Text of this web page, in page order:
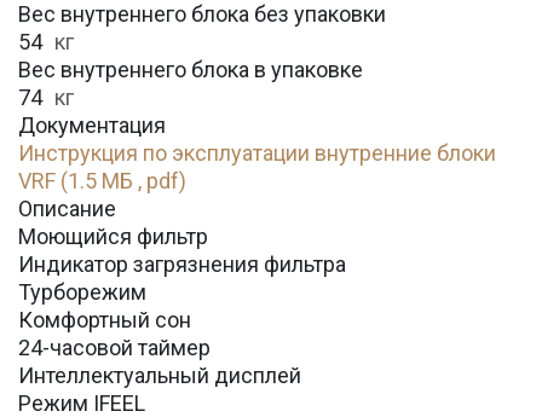
Вес внутреннего блока без упаковки
54 кг
Вес внутреннего блока в упаковке
74 кг
Документация
Инструкция по эксплуатации внутренние блоки
VRF (1.5 МБ , pdf)
Описание
Моющийся фильтр
Индикатор загрязнения фильтра
Турборежим
Комфортный сон
24-часовой таймер
Интеллектуальный дисплей
Режим IFEEL